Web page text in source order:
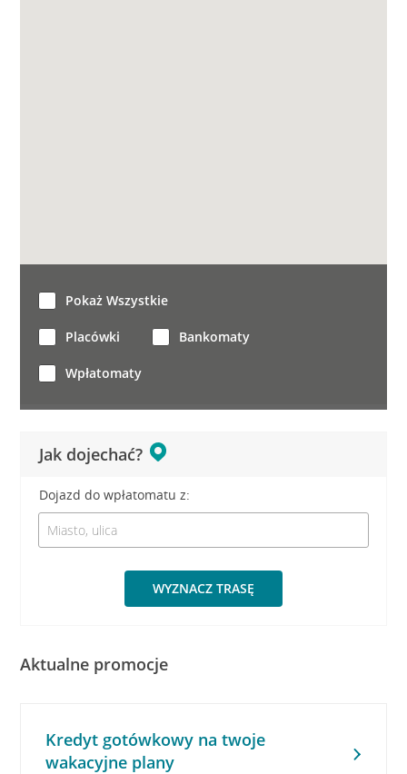
Jak dojechać?
Dojazd do wpłatomatu z:
WYZNACZ TRASĘ
Pokaż Wszystkie
Placówki Bankomaty
Wpłatomaty
Aktualne promocje
Kredyt gotówkowy na twoje
wakacyjne plany